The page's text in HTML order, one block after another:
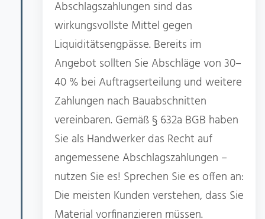
Abschlagszahlungen sind das
wirkungsvollste Mittel gegen
Liquiditätsengpässe. Bereits im
Angebot sollten Sie Abschläge von 30–
40 % bei Auftragserteilung und weitere
Zahlungen nach Bauabschnitten
vereinbaren. Gemäß § 632a BGB haben
Sie als Handwerker das Recht auf
angemessene Abschlagszahlungen –
nutzen Sie es! Sprechen Sie es offen an:
Die meisten Kunden verstehen, dass Sie
Material vorfinanzieren müssen.